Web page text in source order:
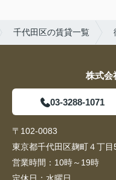
千代田区の賃貸一覧
株式会
03-3288-1071
〒102-0083
東京都千代田区麹町４丁
営業時間： 10時～19時
定休日： 水曜日